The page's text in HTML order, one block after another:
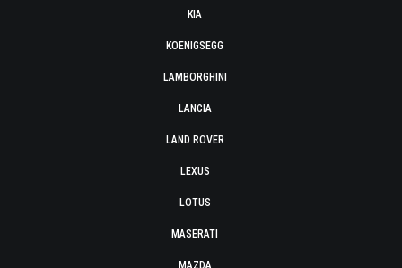
KIA
KOENIGSEGG
LAMBORGHINI
LANCIA
LAND ROVER
LEXUS
LOTUS
MASERATI
MAZDA